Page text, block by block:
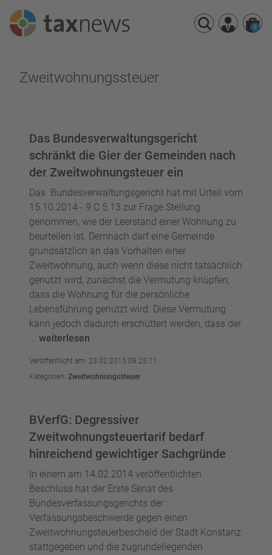
Seminare
0
Zweitwohnungssteuer
Das Bundesverwaltungsgericht
schränkt die Gier der Gemeinden nach
der Zweitwohnungsteuer ein
Das Bundesverwaltungsgericht hat mit Urteil vom
15.10.2014 - 9 C 5.13 zur Frage Stellung
genommen, wie der Leerstand einer Wohnung zu
beurteilen ist. Demnach darf eine Gemeinde
grundsätzlich an das Vorhalten einer
Zweitwohnung, auch wenn diese nicht tatsächlich
genutzt wird, zunächst die Vermutung knüpfen,
dass die Wohnung für die persönliche
Lebensführung genutzt wird. Diese Vermutung
kann jedoch dadurch erschüttert werden, dass der
... weiterlesen
Veröffentlicht am: 23.02.2015 08:25:11
Kategorien: Zweitwohnungssteuer
BVerfG: Degressiver
Zweitwohnungsteuertarif bedarf
hinreichend gewichtiger Sachgründe
In einem am 14.02.2014 veröffentlichten
Beschluss hat der Erste Senat des
Bundesverfassungsgerichts der
Verfassungsbeschwerde gegen einen
Zweitwohnungsteuerbescheid der Stadt Konstanz
stattgegeben und die zugrundeliegenden